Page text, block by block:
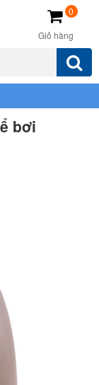
Giỏ hàng
0
bơi